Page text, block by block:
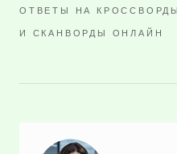
ОТВЕТЫ НА КРОССВОРДЫ
И СКАНВОРДЫ ОНЛАЙН